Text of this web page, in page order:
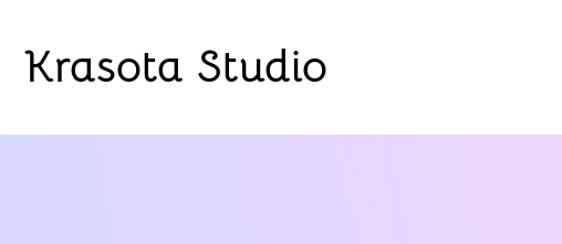
Krasota Studio